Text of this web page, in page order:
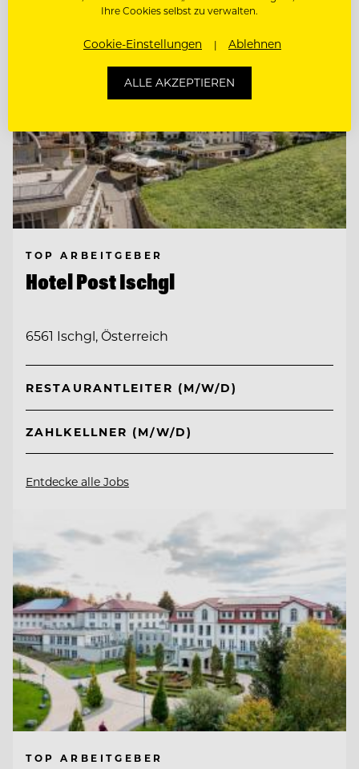
TOP ARBEITGEBER
Hotel Post Ischgl
6561 Ischgl, Österreich
RESTAURANTLEITER (M/W/D)
ZAHLKELLNER (M/W/D)
Entdecke alle Jobs
TOP ARBEITGEBER
Ihre Cookies selbst zu verwalten.
Cookie-Einstellungen Ablehnen
ALLE AKZEPTIEREN